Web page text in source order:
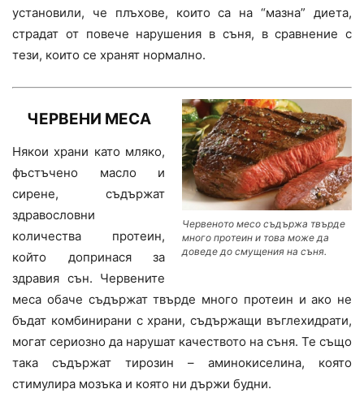
установили, че плъхове, които са на “мазна” диета,
страдат от повече нарушения в съня, в сравнение с
тези, които се хранят нормално.
Червеното месо съдържа твърде
много протеин и това може да
доведе до смущения на съня.
ЧЕРВЕНИ МЕСА
Някои храни като мляко,
фъстъчено масло и
сирене, съдържат
здравословни
количества протеин,
който допринася за
здравия сън. Червените
меса обаче съдържат твърде много протеин и ако не
бъдат комбинирани с храни, съдържащи въглехидрати,
могат сериозно да нарушат качеството на съня. Те също
така съдържат тирозин – аминокиселина, която
стимулира мозъка и която ни държи будни.